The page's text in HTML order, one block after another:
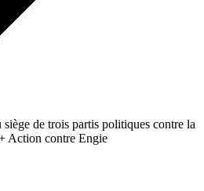
de trois partis politiques contre la
Action contre Engie